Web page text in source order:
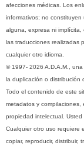
afecciones médicas. Los
informativos; no
alguna, expresa ni
las traducciones realizadas
cualquier otro idioma.
© 1997- 2026 A.D.A.M.,
la duplicación o distribución
Todo el contenido de este
metadatos y
propiedad intelectual.
Cualquier otro uso requiere
copiar, reproducir, distribuir,